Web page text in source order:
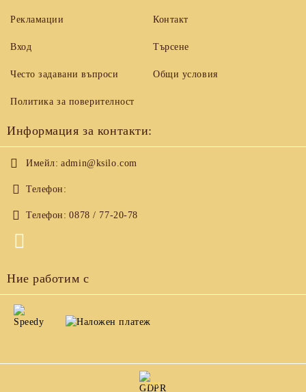
Рекламации
Вход
Често задавани въпроси
Контакт
Търсене
Общи условия
Политика за поверителност
Информация за контакти:
Имейл: admin@ksilo.com
Телефон:
Телефон: 0878 / 77-20-78
Ние работим с
GDPR